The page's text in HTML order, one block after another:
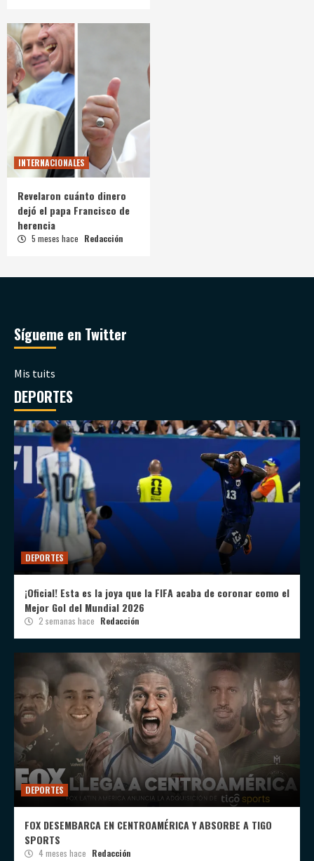
INTERNACIONALES
Revelaron cuánto dinero
dejó el papa Francisco de
herencia
5 meses hace Redacción
Sígueme en Twitter
Mis tuits
DEPORTES
DEPORTES
¡Oficial! Esta es la joya que la FIFA acaba de coronar como el
Mejor Gol del Mundial 2026
2 semanas hace Redacción
DEPORTES
FOX DESEMBARCA EN CENTROAMÉRICA Y ABSORBE A TIGO
SPORTS
4 meses hace Redacción